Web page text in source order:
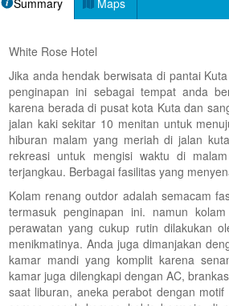
Summary Maps
White Rose Hotel
Jika anda hendak berwisata di pantai
penginapan ini sebagai tempat anda
karena berada di pusat kota Kuta dan
jalan kaki sekitar 10 menitan untuk
hiburan malam yang meriah di jalan
rekreasi untuk mengisi waktu di
terjangkau. Berbagai fasilitas yang
Kolam renang outdor adalah semacam
termasuk penginapan ini. namun
perawatan yang cukup rutin dilakukan
menikmatinya. Anda juga dimanjakan
kamar mandi yang komplit karena
kamar juga dilengkapi dengan AC,
saat liburan, aneka perabot dengan